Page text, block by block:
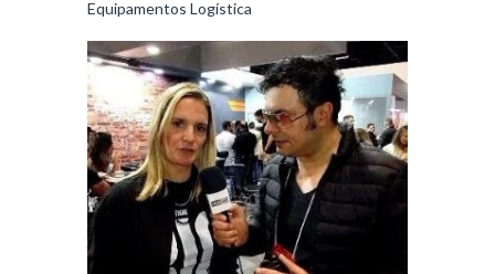
Equipamentos Logística